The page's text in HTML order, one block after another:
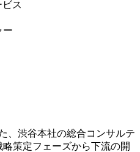
ス
ー
、渋谷本社の総合コンサルテ
策定フェーズから下流の開